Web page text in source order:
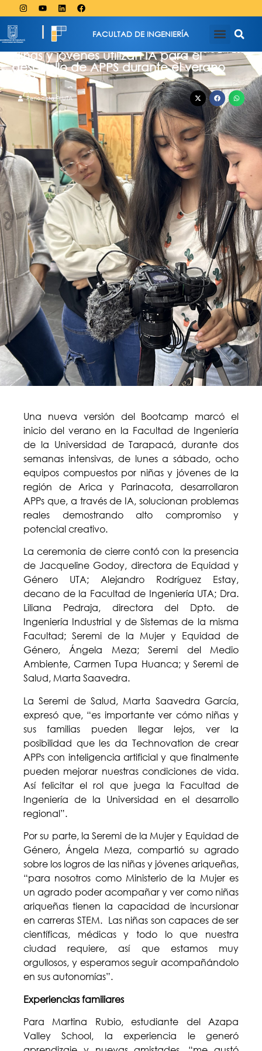
FACULTAD DE INGENIERÍA
enero 27, 2026
Niñas y jóvenes utilizan IA para el
desarrollo de APPS durante el verano
2026
Periodista FI UTA
Una nueva versión del Bootcamp marcó el
inicio del verano en la Facultad de Ingeniería
de la Universidad de Tarapacá, durante dos
semanas intensivas, de lunes a sábado, ocho
equipos compuestos por niñas y jóvenes de la
región de Arica y Parinacota, desarrollaron
APPs que, a través de IA, solucionan problemas
reales demostrando alto compromiso y
potencial creativo.
La ceremonia de cierre contó con la presencia
de Jacqueline Godoy, directora de Equidad y
Género UTA; Alejandro Rodríguez Estay,
decano de la Facultad de Ingeniería UTA; Dra.
Liliana Pedraja, directora del Dpto. de
Ingeniería Industrial y de Sistemas de la misma
Facultad; Seremi de la Mujer y Equidad de
Género, Ángela Meza; Seremi del Medio
Ambiente, Carmen Tupa Huanca; y Seremi de
Salud, Marta Saavedra.
La Seremi de Salud, Marta Saavedra García,
expresó que, “es importante ver cómo niñas y
sus familias pueden llegar lejos, ver la
posibilidad que les da Technovation de crear
APPs con inteligencia artificial y que finalmente
pueden mejorar nuestras condiciones de vida.
Así felicitar el rol que juega la Facultad de
Ingeniería de la Universidad en el desarrollo
regional”.
Por su parte, la Seremi de la Mujer y Equidad de
Género, Ángela Meza, compartió su agrado
sobre los logros de las niñas y jóvenes ariqueñas,
“para nosotros como Ministerio de la Mujer es
un agrado poder acompañar y ver como niñas
ariqueñas tienen la capacidad de incursionar
en carreras STEM. Las niñas son capaces de ser
científicas, médicas y todo lo que nuestra
ciudad requiere, así que estamos muy
orgullosos, y esperamos seguir acompañándolo
en sus autonomías”.
Experiencias familiares
Para Martina Rubio, estudiante del Azapa
Valley School, la experiencia le generó